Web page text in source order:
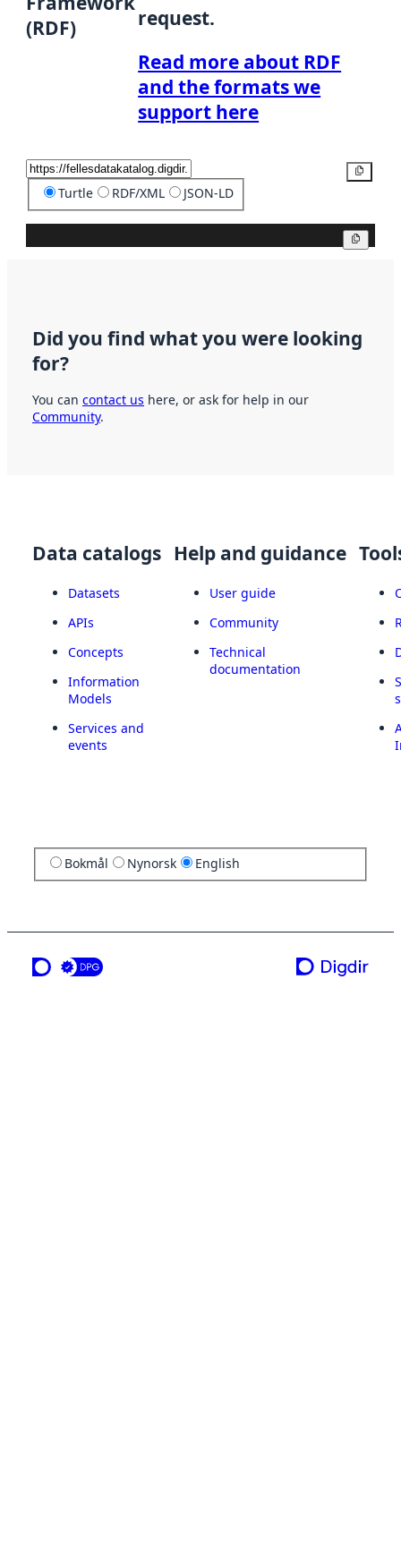
(RDF)
request.
Read more about RDF
and the formats we
support here
Turtle RDF/XML JSON-LD
Did you find what you were looking
for?
You can contact us here, or ask for help in our
Community.
Data catalogs
Datasets
APIs
Concepts
Information
Models
Services and
events
Help and guidance
User guide
Community
Technical
documentation
Bokmål Nynorsk English